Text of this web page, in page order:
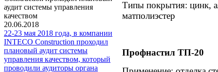
аудит системы управления
качеством
20.06.2018
22-23 мая 2018 года, в компании
INTECO Construction проходил
плановый аудит системы
управления качеством, который
проводили аудиторы органа
Типы покрытия: цинк,
матполиэстер
Профнастил ТП-20